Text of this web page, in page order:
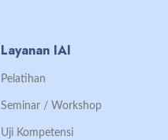
Layanan IAI
Pelatihan
Seminar / Workshop
Uji Kompetensi